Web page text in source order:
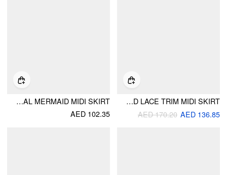
CHIFFON DITSY FLORAL LOW RISE TIERED LACE TRIM MIDI SKIRT
AED 136.85
AED 170.20
MESH MID RISE PLACEMENT FLORAL MERMAID MIDI SKIRT
AED 102.35